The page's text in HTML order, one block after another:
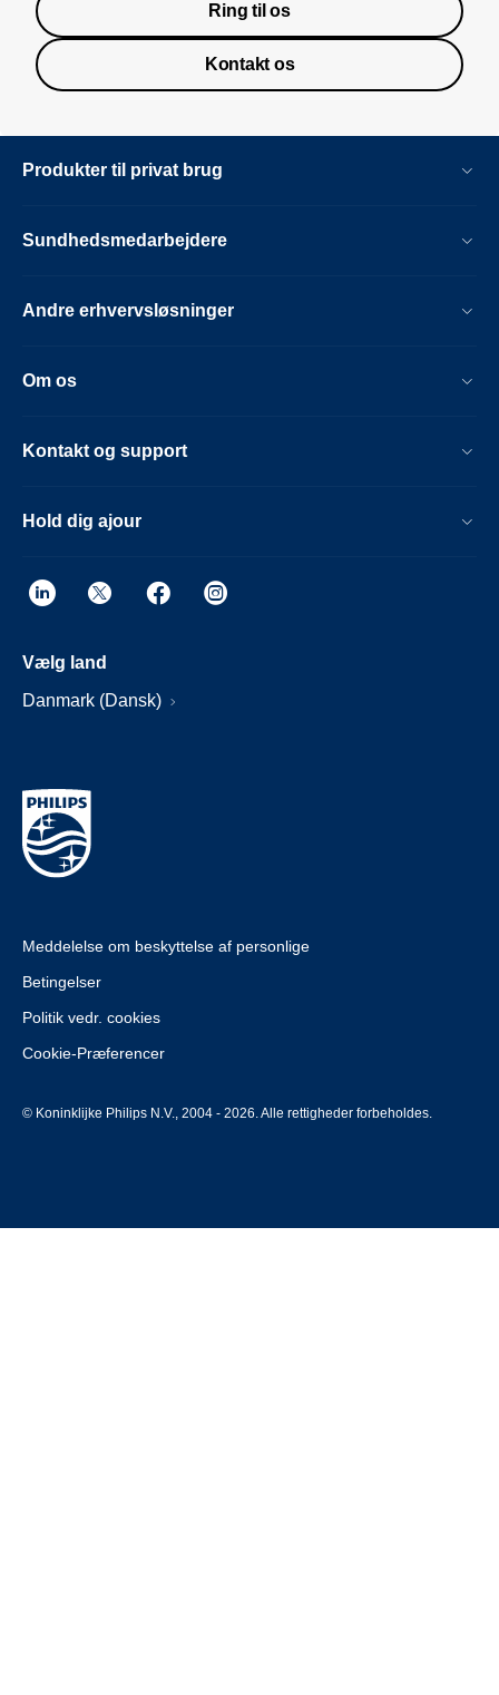
Ring til os
Kontakt os
Produkter til privat brug
Sundhedsmedarbejdere
Andre erhvervsløsninger
Om os
Kontakt og support
Hold dig ajour
Vælg land
Danmark (Dansk)
Meddelelse om beskyttelse af personlige
Betingelser
Politik vedr. cookies
Cookie-Præferencer
© Koninklijke Philips N.V., 2004 - 2026. Alle rettigheder forbeholdes.